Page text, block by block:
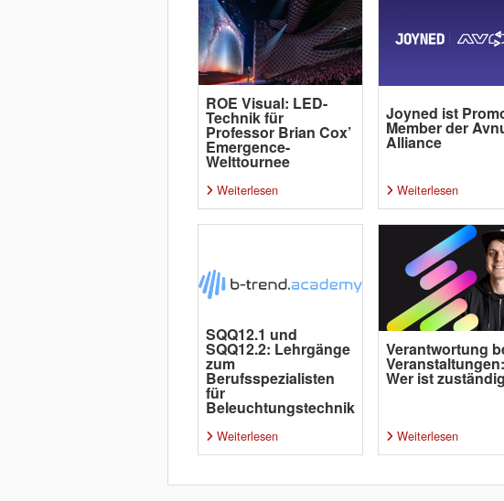
ROE Visual: LED-
Technik für
Professor Brian Cox’
Emergence-
Welttournee
Weiterlesen
Joyned ist
Member der
Alliance
Weiterlesen
SQQ12.1 und
SQQ12.2: Lehrgänge
zum
Berufsspezialisten
für
Beleuchtungstechnik
Weiterlesen
Verantwortung
Veranstaltungen:
Wer ist
Weiterlesen